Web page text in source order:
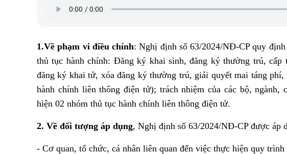
1.Về phạm vi điều chỉnh: Nghị định số 63/2024/NĐ-CP quy
thủ tục hành chính: Đăng ký khai sinh, đăng ký thường trú,
đăng ký khai tử, xóa đăng ký thường trú, giải quyết mai táng
hành chính liên thông điện tử); trách nhiệm của các bộ,
hiện 02 nhóm thủ tục hành chính liên thông điện tử.
2. Về đối tượng áp dụng, Nghị định số 63/2024/NĐ-CP được áp
- Cơ quan, tổ chức, cá nhân liên quan đến việc thực hiện quy